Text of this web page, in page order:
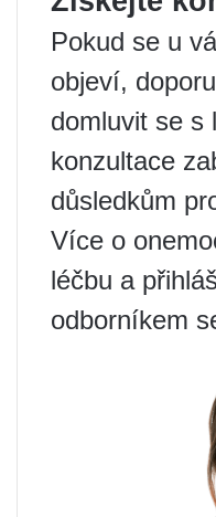
Pokud se u
objeví,
domluvit se s
konzultace
důsledkům
Více o
léčbu a
odborníkem